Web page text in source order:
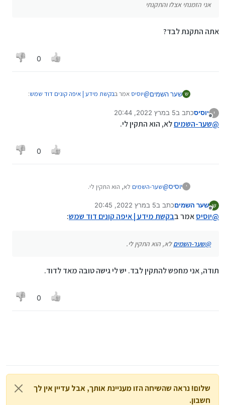
אני הזמנתי אצלו והתקנתי
אתה התקנת לבד?
0
ש שער השמים@יוסיס אמר בבקשת מידע | איפה קונים דוד שמש:
אני הזמנתי אצלו והתקנתי
י יוסיסכתב ב5 במרץ 2022, 20:44
נערך לאחרונה על ידי
@שער-השמיםלא, הוא התקין לי.
0
י יוסיס@שער-השמים לא, הוא התקין לי.
ש
מנותק
שער השמיםכתב ב5 במרץ 2022, 20:45
נערך לאחרונה על ידי
@יוסיסאמר בבקשת מידע | איפה קונים דוד שמש:
@שער-השמיםלא, הוא התקין לי.
תודה, אני מחפש להתקין לבד. יש לי גישה טובה מאד לדוד.
0
שלום! נראה שהשיחה הזו מעניינת אותך, אבל עדיין אין לך
חשבון.